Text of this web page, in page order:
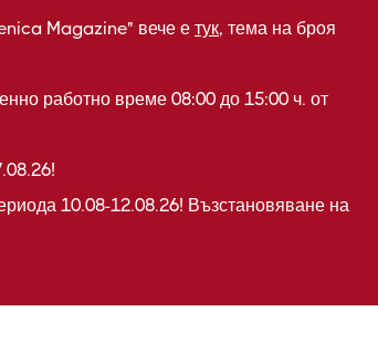
Magazine" вече е тук, тема на броя
работно време 08:00 до 15:00 ч. от
10.08-12.08.26! Възстановяване на